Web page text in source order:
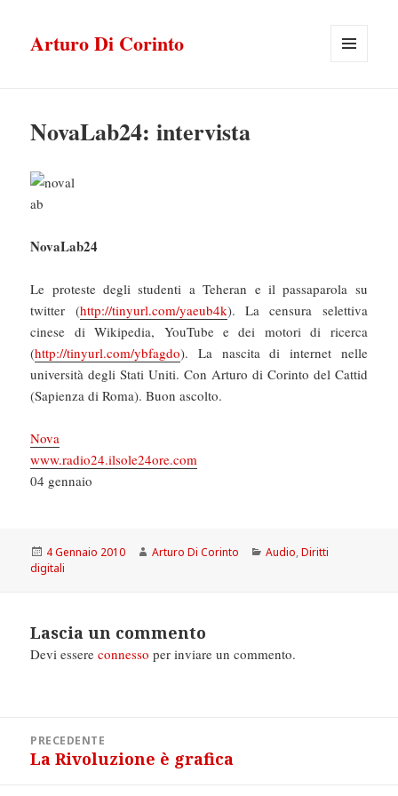
Arturo Di Corinto
NovaLab24: intervista
NovaLab24
Le proteste degli studenti a Teheran e il passaparola su
twitter (http://tinyurl.com/yaeub4k). La censura selettiva
cinese di Wikipedia, YouTube e dei motori di ricerca
(http://tinyurl.com/ybfagdo). La nascita di internet nelle
università degli Stati Uniti. Con Arturo di Corinto del Cattid
(Sapienza di Roma). Buon ascolto.
Nova
www.radio24.ilsole24ore.com
04 gennaio
Scritto
il
4 Gennaio 2010 Autore
Arturo Di Corinto Categorie
Audio,Diritti
digitali
Lascia un commento
Devi essereconnesso per inviare un commento.
articoliPRECEDENTE
Articolo
La Rivoluzione è grafica